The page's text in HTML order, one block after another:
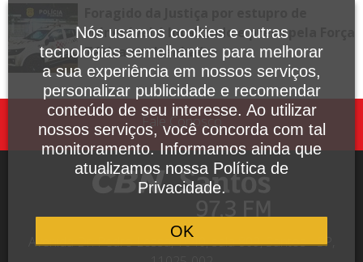
vulnerável é localizado e preso pela Força
Tática em Itanhaém
Fale Conosco
Avenida Dr. Pedro Lessa, 1640, sala 809, Santos - SP,
Nós usamos cookies e outras
tecnologias semelhantes para melhorar
a sua experiência em nossos serviços,
personalizar publicidade e recomendar
conteúdo de seu interesse. Ao utilizar
nossos serviços, você concorda com tal
monitoramento. Informamos ainda que
atualizamos nossa Política de
Privacidade.
OK